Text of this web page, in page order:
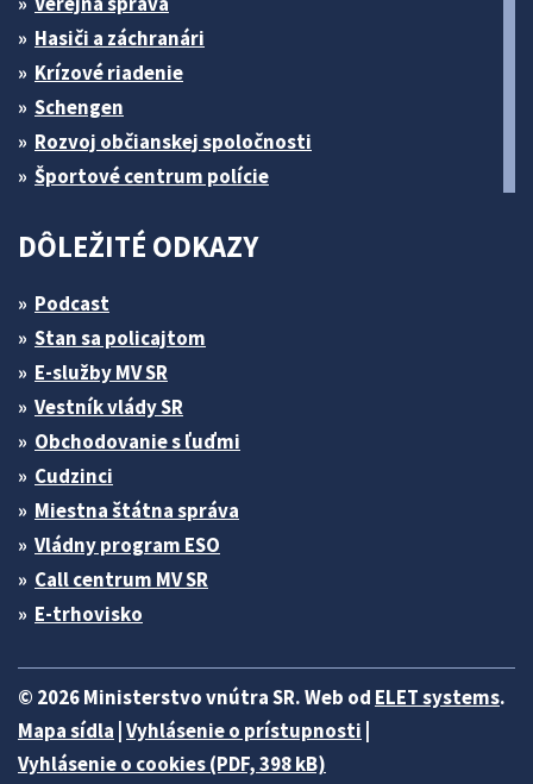
Hasiči a záchranári
Krízové riadenie
Schengen
Rozvoj občianskej spoločnosti
Športové centrum polície
DÔLEŽITÉ ODKAZY
Podcast
Stan sa policajtom
E-služby MV SR
Vestník vlády SR
Obchodovanie s ľuďmi
Cudzinci
Miestna štátna správa
Vládny program ESO
Call centrum MV SR
E-trhovisko
© 2026 Ministerstvo vnútra SR. Web od ELET systems.
Mapa sídla Vyhlásenie o prístupnosti
Vyhlásenie o cookies (PDF, 398 kB)